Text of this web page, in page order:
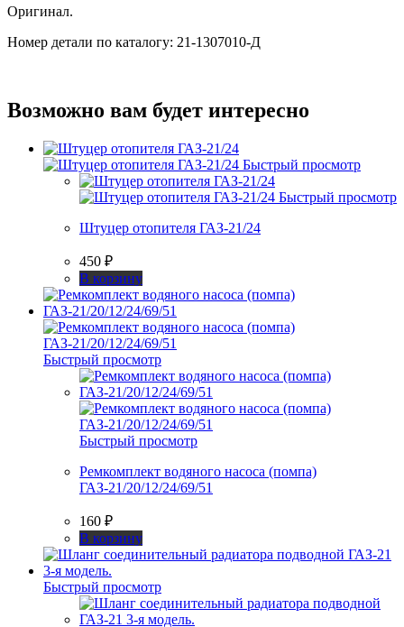
Оригинал.
Номер детали по каталогу: 21-1307010-Д
Возможно вам будет интересно
Быстрый просмотр
Быстрый просмотр
Штуцер отопителя ГАЗ-21/24
450 ₽
В корзину
Быстрый просмотр
Быстрый просмотр
Ремкомплект водяного насоса (помпа)
ГАЗ-21/20/12/24/69/51
160 ₽
В корзину
Быстрый просмотр